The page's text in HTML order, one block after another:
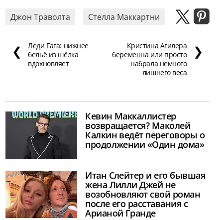
Джон Траволта Стелла Маккартни
❮
Леди Гага: нижнее
бельё из шёлка
вдохновляет
Кристина Агилера
беременна или просто
набрала немного
лишнего веса
❯
Кевин Маккаллистер
возвращается? Маколей
Калкин ведёт переговоры о
продолжении «Один дома»
Итан Слейтер и его бывшая
жена Лилли Джей не
возобновляют свой роман
после его расставания с
Арианой Гранде